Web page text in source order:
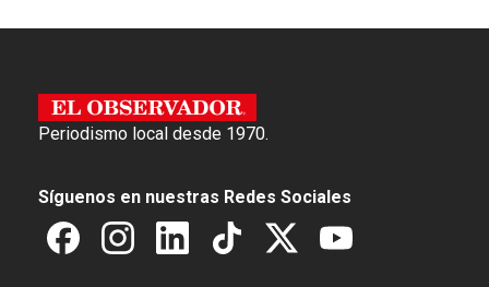
Periodismo local desde 1970.
Síguenos en nuestras Redes Sociales